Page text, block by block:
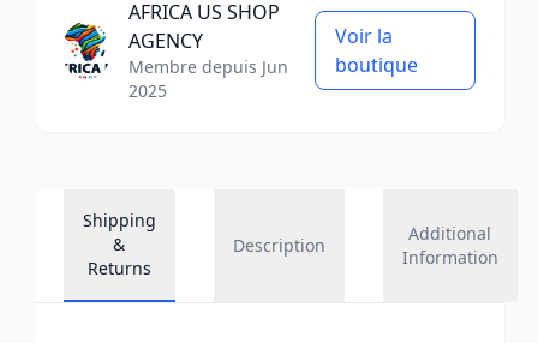
AFRICA US SHOP
AGENCY
Membre depuis Jun
2025
Voir la
boutique
Shipping
&
Returns
Description
Additional
Information